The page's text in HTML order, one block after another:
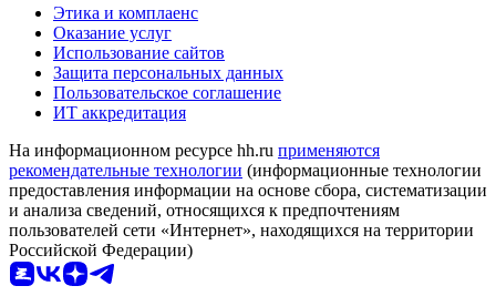
Этика и комплаенс
Оказание услуг
Использование сайтов
Защита персональных данных
Пользовательское соглашение
ИТ аккредитация
На информационном ресурсе hh.ru применяются
рекомендательные технологии (информационные технологии
предоставления информации на основе сбора, систематизации
и анализа сведений, относящихся к предпочтениям
пользователей сети «Интернет», находящихся на территории
Российской Федерации)